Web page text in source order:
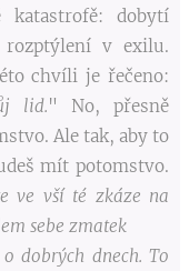
katastrofě: dobytí
v exilu.
chvíli je řečeno:
lid." No, přesně
Ale tak, aby to
mít potomstvo.
ve vší té zkáze na
sebe zmatek
dobrých dnech. To